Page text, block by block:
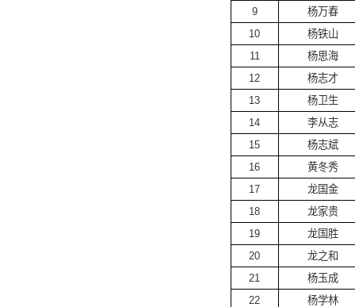
9
杨万春
10
杨铁山
11
杨思海
12
杨志才
13
杨卫生
14
李从志
15
杨志斌
16
黄冬秀
17
龙国金
18
龙家贵
19
龙国胜
20
龙之和
21
杨玉成
22
杨学林